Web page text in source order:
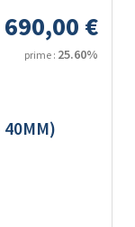
690,00 €
prime : 25.60%
40MM)